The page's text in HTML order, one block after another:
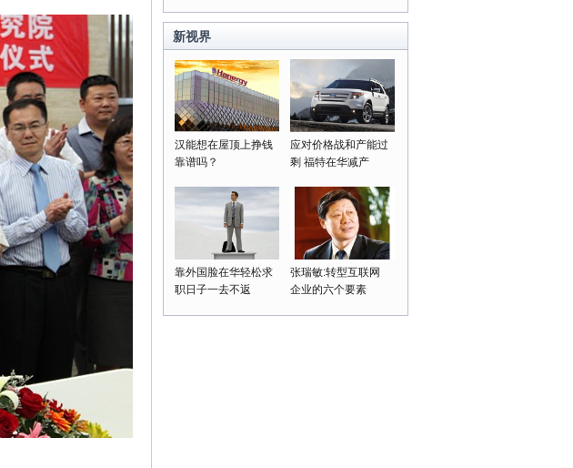
新视界
汉能想在屋顶上挣钱
靠谱吗？
应对价格战和产能过
剩 福特在华减产
靠外国脸在华轻松求
职日子一去不返
张瑞敏:转型互联网
企业的六个要素